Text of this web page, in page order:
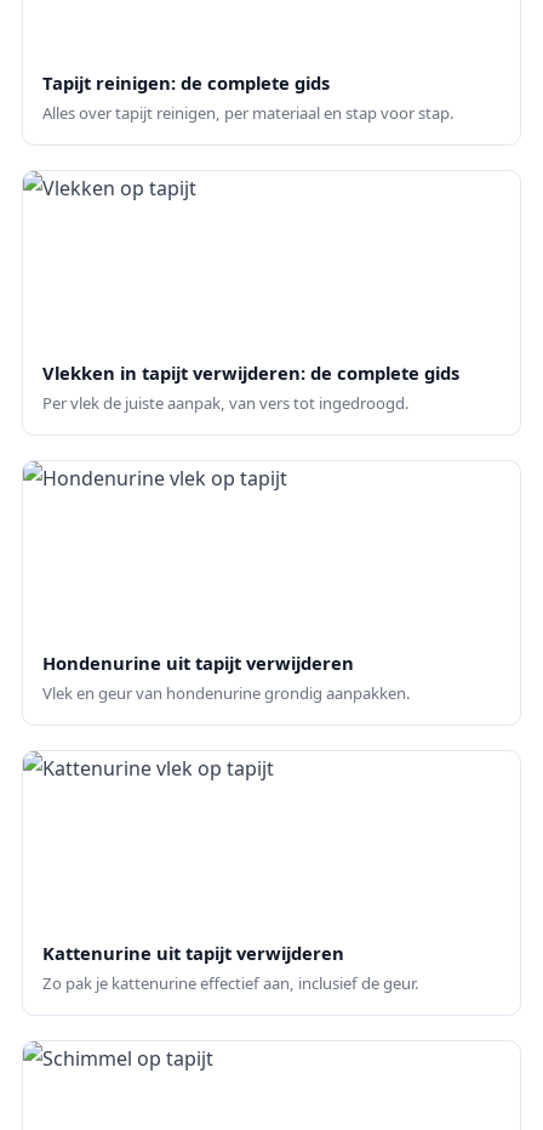
Tapijt reinigen: de complete gids
Alles over tapijt reinigen, per materiaal en stap voor stap.
Vlekken in tapijt verwijderen: de complete gids
Per vlek de juiste aanpak, van vers tot ingedroogd.
Hondenurine uit tapijt verwijderen
Vlek en geur van hondenurine grondig aanpakken.
Kattenurine uit tapijt verwijderen
Zo pak je kattenurine effectief aan, inclusief de geur.